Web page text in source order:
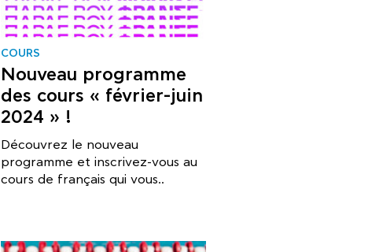
COURS
Nouveau programme
des cours « février-juin
2024 » !
Découvrez le nouveau
programme et inscrivez-vous au
cours de français qui vous..